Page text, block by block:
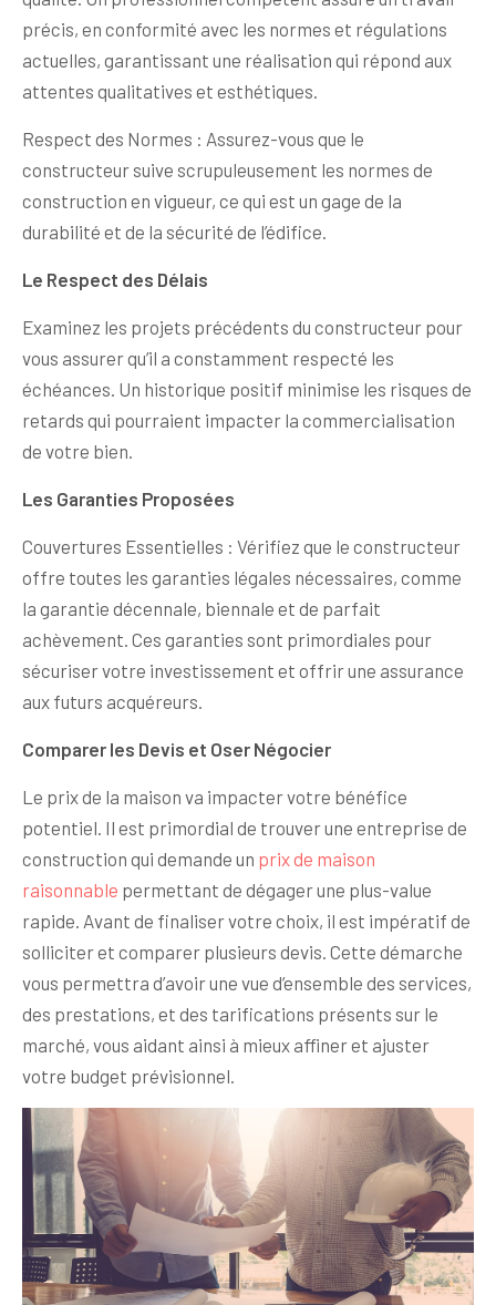
précis, en conformité avec les normes et régulations
actuelles, garantissant une réalisation qui répond aux
attentes qualitatives et esthétiques.
Respect des Normes : Assurez-vous que le
constructeur suive scrupuleusement les normes de
construction en vigueur, ce qui est un gage de la
durabilité et de la sécurité de l’édifice.
Le Respect des Délais
Examinez les projets précédents du constructeur pour
vous assurer qu’il a constamment respecté les
échéances. Un historique positif minimise les risques de
retards qui pourraient impacter la commercialisation
de votre bien.
Les Garanties Proposées
Couvertures Essentielles : Vérifiez que le constructeur
offre toutes les garanties légales nécessaires, comme
la garantie décennale, biennale et de parfait
achèvement. Ces garanties sont primordiales pour
sécuriser votre investissement et offrir une assurance
aux futurs acquéreurs.
Comparer les Devis et Oser Négocier
Le prix de la maison va impacter votre bénéfice
potentiel. Il est primordial de trouver une entreprise de
construction qui demande un prix de maison
raisonnable permettant de dégager une plus-value
rapide. Avant de finaliser votre choix, il est impératif de
solliciter et comparer plusieurs devis. Cette démarche
vous permettra d’avoir une vue d’ensemble des services,
des prestations, et des tarifications présents sur le
marché, vous aidant ainsi à mieux affiner et ajuster
votre budget prévisionnel.